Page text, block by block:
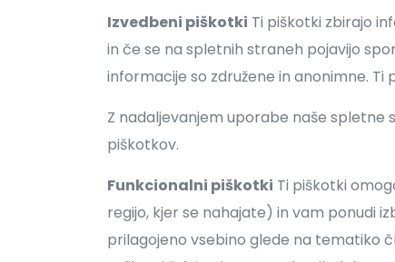
Izvedbeni piškotki Ti piškotki zbirajo
in če se na spletnih straneh pojavijo
informacije so združene in anonimne.
Z nadaljevanjem uporabe naše
piškotkov.
Funkcionalni piškotki Ti piškotki
regijo, kjer se nahajate) in vam ponudi
prilagojeno vsebino glede na tematiko